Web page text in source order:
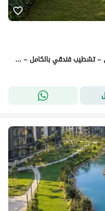
استوديو للبيع في كمبوند بريفادو مدينتي – تشطيب فندقي بالكامل – جاهز للسكن أو الاستثمار.